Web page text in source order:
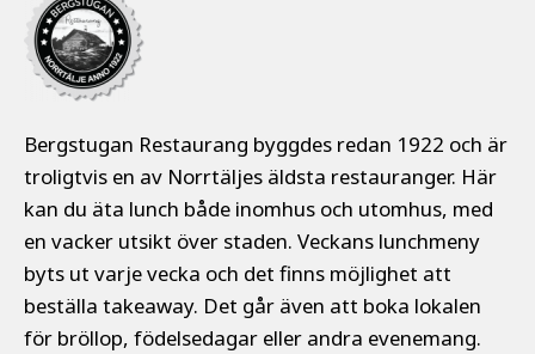
Bergstugan Restaurang byggdes redan 1922 och är
troligtvis en av Norrtäljes äldsta restauranger. Här
kan du äta lunch både inomhus och utomhus, med
en vacker utsikt över staden. Veckans lunchmeny
byts ut varje vecka och det finns möjlighet att
beställa takeaway. Det går även att boka lokalen
för bröllop, födelsedagar eller andra evenemang.